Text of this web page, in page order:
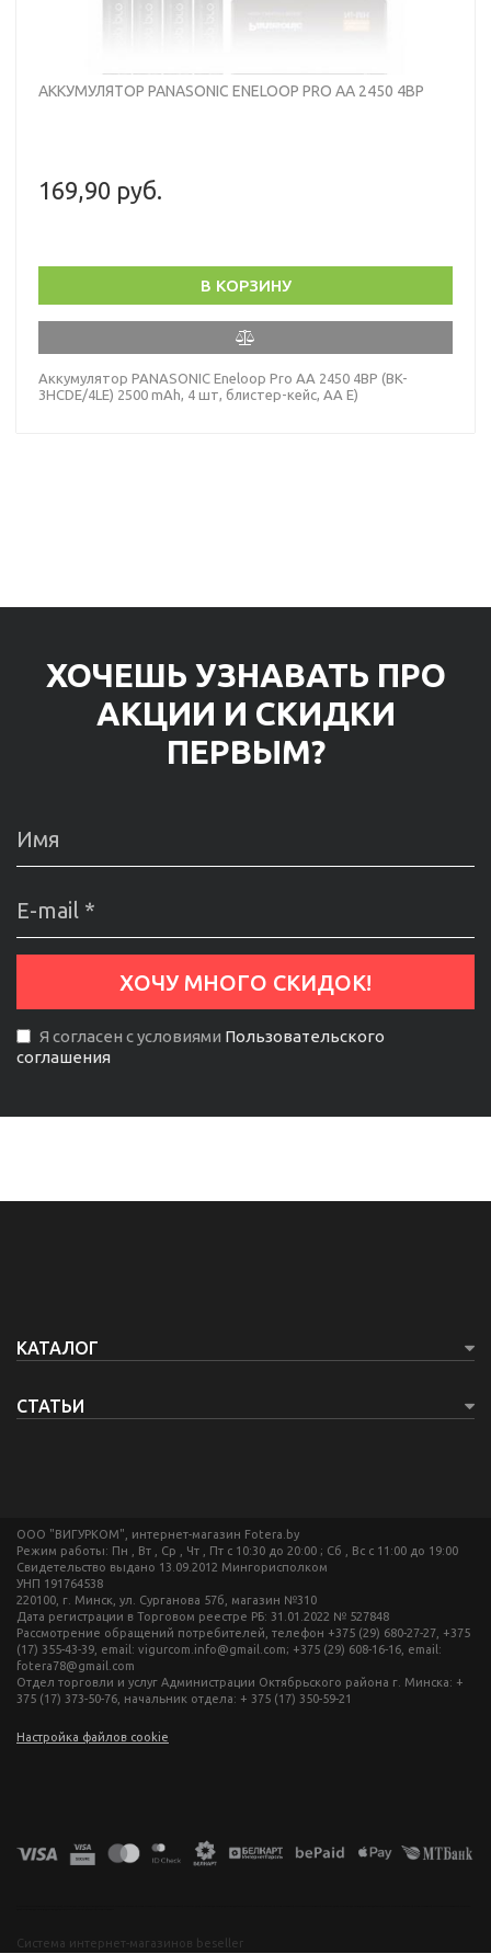
АККУМУЛЯТОР PANASONIC ENELOOP PRO AA 2450 4BP
169,90 руб.
В КОРЗИНУ
Аккумулятор PANASONIC Eneloop Pro AA 2450 4BP (BK-
3HCDE/4LE) 2500 mAh, 4 шт, блистер-кейс, AA E)
ХОЧЕШЬ УЗНАВАТЬ ПРО
АКЦИИ И СКИДКИ
ПЕРВЫМ?
Я согласен с условиями Пользовательского
соглашения
КАТАЛОГ
СТАТЬИ
ООО "ВИГУРКОМ", интернет-магазин Fotera.by
Режим работы: Пн , Вт , Ср , Чт , Пт c 10:30 до 20:00 ; Сб , Вс c 11:00 до 19:00
Свидетельство выдано 13.09.2012 Мингорисполком
УНП 191764538
220100, г. Минск, ул. Сурганова 57б, магазин №310
Дата регистрации в Торговом реестре РБ: 31.01.2022 № 527848
Рассмотрение обращений потребителей, телефон +375 (29) 680-27-27, +375
(17) 355-43-39, email: vigurcom.info@gmail.com; +375 (29) 608-16-16, email:
fotera78@gmail.com
Отдел торговли и услуг Администрации Октябрьского района г. Минска: +
375 (17) 373-50-76, начальник отдела: + 375 (17) 350-59-21
Настройка файлов cookie
Система интернет-магазинов beseller